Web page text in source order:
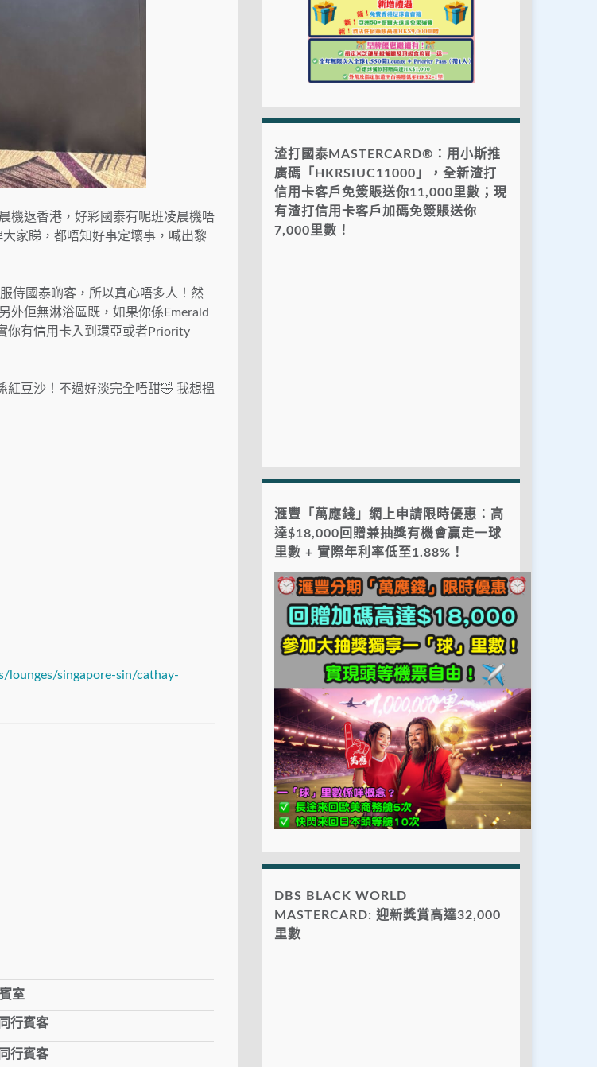
機返香港，好彩國泰有呢班凌晨機唔
家睇，都唔知好事定壞事，喊出黎
侍國泰啲客，所以真心唔多人！然
外佢無淋浴區既，如果你係Emerald
你有信用卡入到環亞或者Priority
紅豆沙！不過好淡完全唔甜🤣 我想搵
singapore-sin/cathay-
室
行賓客
行賓客
渣打國泰MASTERCARD®：用小斯推
廣碼「HKRSIUC11000」，全新渣打
信用卡客戶免簽賬送你11,000里數；現
有渣打信用卡客戶加碼免簽賬送你
7,000里數！
滙豐「萬應錢」網上申請限時優惠：高
達$18,000回贈兼抽獎有機會贏走一球
里數 + 實際年利率低至1.88%！
DBS BLACK WORLD
MASTERCARD: 迎新獎賞高達32,000
里數